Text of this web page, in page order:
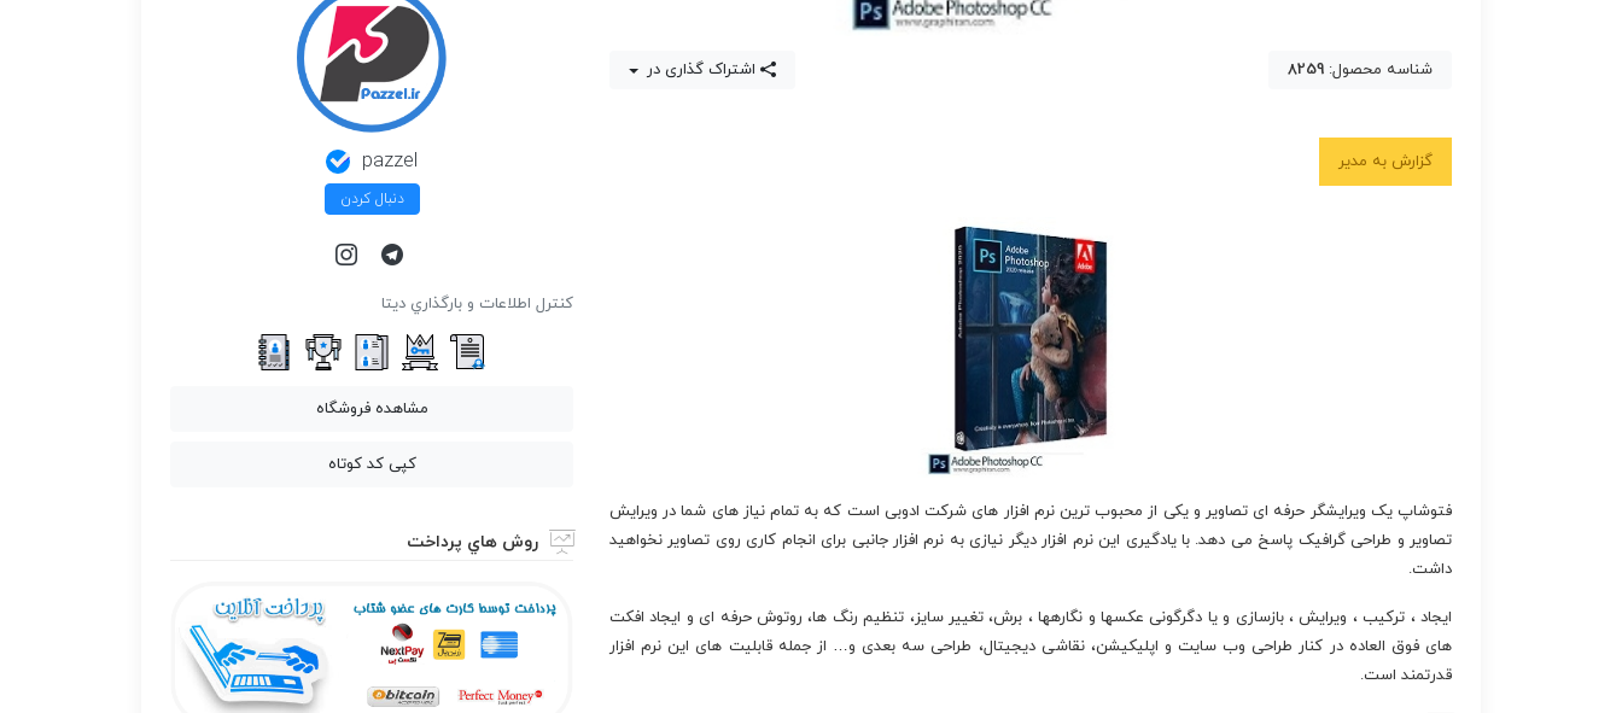
شناسه محصول: 8259 اشتراک گذاری در
گزارش به مدیر
فتوشاپ یک ویرایشگر حرفه ای تصاویر و یکی از محبوب ترین نرم افزار های شرکت ادوبی است که به تمام نیاز های شما در ویرایش
تصاویر و طراحی گرافیک پاسخ می دهد. با یادگیری این نرم افزار دیگر نیازی به نرم افزار جانبی برای انجام کاری روی تصاویر نخواهید
داشت.
ایجاد ، ترکیب ، ویرایش ، بازسازی و یا دگرگونی عکسها و نگارهها ، برش، تغییر سایز، تنظیم رنگ ها، روتوش حرفه ای و ایجاد افکت
های فوق العاده در کنار طراحی وب سایت و اپلیکیشن، نقاشی دیجیتال، طراحی سه بعدی و… از جمله قابلیت های این نرم افزار
قدرتمند است.
pazzel
دنبال کردن
كنترل اطلاعات و بارگذاري ديتا
مشاهده فروشگاه
کپی کد کوتاه
روش هاي پرداخت